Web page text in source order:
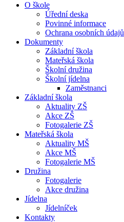
O škole
Úřední deska
Povinné informace
Ochrana osobních údajů
Dokumenty
Základní škola
Mateřská škola
Školní družina
Školní jídelna
Zaměstnanci
Základní škola
Aktuality ZŠ
Akce ZŠ
Fotogalerie ZŠ
Mateřská škola
Aktuality MŠ
Akce MŠ
Fotogalerie MŠ
Družina
Fotogalerie
Akce družina
Jídelna
Jídelníček
Kontakty